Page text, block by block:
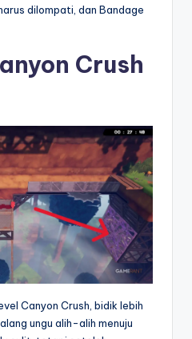
dilompati, dan Bandage
Crush
Canyon Crush, bidik lebih
ungu alih-alih menuju